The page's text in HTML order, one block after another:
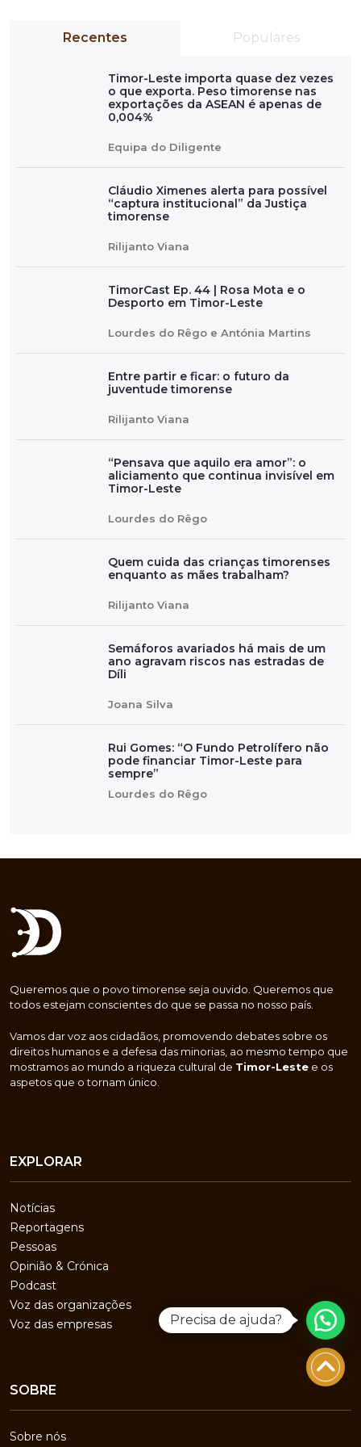
Recentes Populares
Timor-Leste importa quase dez vezes
o que exporta. Peso timorense nas
exportações da ASEAN é apenas de
0,004%
Equipa do Diligente
Cláudio Ximenes alerta para possível
“captura institucional” da Justiça
timorense
Rilijanto Viana
TimorCast Ep. 44 | Rosa Mota e o
Desporto em Timor-Leste
Lourdes do Rêgo e Antónia Martins
Entre partir e ficar: o futuro da
juventude timorense
Rilijanto Viana
“Pensava que aquilo era amor”: o
aliciamento que continua invisível em
Timor-Leste
Lourdes do Rêgo
Quem cuida das crianças timorenses
enquanto as mães trabalham?
Rilijanto Viana
Semáforos avariados há mais de um
ano agravam riscos nas estradas de
Díli
Joana Silva
Rui Gomes: “O Fundo Petrolífero não
pode financiar Timor-Leste para
sempre”
Lourdes do Rêgo
Queremos que o povo timorense seja ouvido. Queremos que
todos estejam conscientes do que se passa no nosso país.
Vamos dar voz aos cidadãos, promovendo debates sobre os
direitos humanos e a defesa das minorias, ao mesmo tempo que
mostramos ao mundo a riqueza cultural de Timor-Leste e os
aspetos que o tornam único.
EXPLORAR
Notícias
Reportagens
Pessoas
Opinião & Crónica
Podcast
Voz das organizações
Voz das empresas
SOBRE
Sobre nós
Precisa de ajuda?